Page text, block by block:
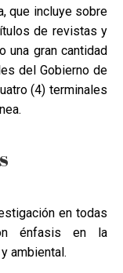
que incluye sobre
de revistas y
una gran cantidad
del Gobierno de
(4) terminales
en todas
énfasis en la
ambiental.